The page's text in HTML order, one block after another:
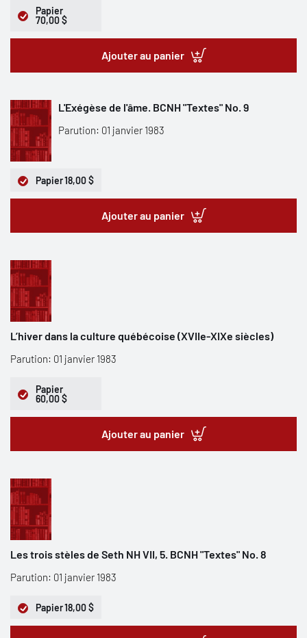
Papier
70,00 $
Ajouter au panier
L'Exégèse de l'âme. BCNH "Textes" No. 9
Parution: 01 janvier 1983
Papier18,00 $
Ajouter au panier
L’hiver dans la culture québécoise (XVIIe-XIXe siècles)
Parution: 01 janvier 1983
Papier
60,00 $
Ajouter au panier
Les trois stèles de Seth NH VII, 5. BCNH "Textes" No. 8
Parution: 01 janvier 1983
Papier18,00 $